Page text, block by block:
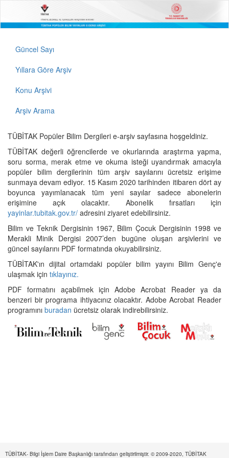
Güncel Sayı
Yıllara Göre Arşiv
Konu Arşivi
Arşiv Arama
TÜBİTAK Popüler Bilim Dergileri e-arşiv sayfasına hoşgeldiniz.
TÜBİTAK değerli öğrencilerde ve okurlarında araştırma yapma,
soru sorma, merak etme ve okuma isteği uyandırmak amacıyla
popüler bilim dergilerinin tüm arşiv sayılarını ücretsiz erişime
sunmaya devam ediyor. 15 Kasım 2020 tarihinden itibaren dört ay
boyunca yayımlanacak tüm yeni sayılar sadece abonelerin
erişimine açık olacaktır. Abonelik fırsatları için
yayinlar.tubitak.gov.tr/ adresini ziyaret edebilirsiniz.
Bilim ve Teknik Dergisinin 1967, Bilim Çocuk Dergisinin 1998 ve
Merakli Minik Dergisi 2007’den bugüne oluşan arşivlerini ve
güncel sayılarını PDF formatında okuyabilirsiniz.
TÜBİTAK'ın dijital ortamdaki popüler bilim yayını Bilim Genç'e
ulaşmak için tıklayınız.
PDF formatını açabilmek için Adobe Acrobat Reader ya da
benzeri bir programa ihtiyacınız olacaktır. Adobe Acrobat Reader
programını buradan ücretsiz olarak indirebilirsiniz.
TÜBİTAK- Bilgi İşlem Daire Başkanlığı tarafından geliştirilmiştir. © 2009-2020, TÜBİTAK